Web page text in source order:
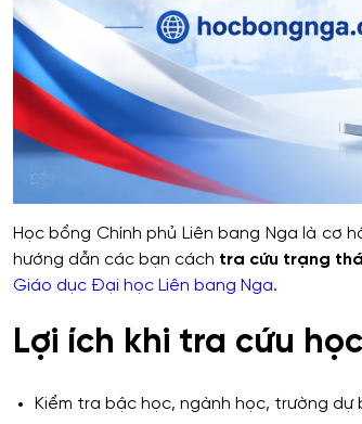
Học bổng Chính phủ Liên bang Nga là cơ
hướng dẫn các bạn cách tra cứu trạng
Giáo dục Đại học Liên bang Nga.
Lợi ích khi tra cứu
Kiểm tra bậc học, ngành học, trường dự